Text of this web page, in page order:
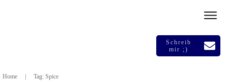
Schreib
mir ;)
Home Tag: Spice